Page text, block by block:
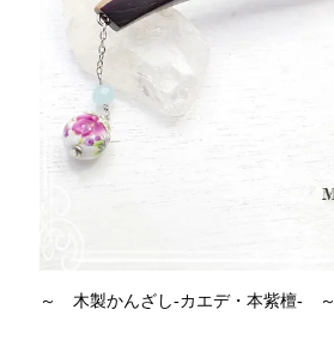
～ 木製かんざし-カエデ・本紫檀- ～